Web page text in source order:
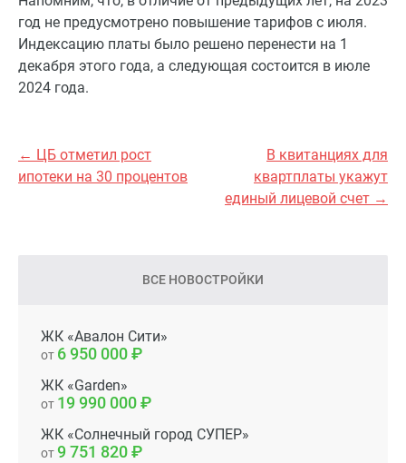
год не предусмотрено повышение тарифов с июля.
Индексацию платы было решено перенести на 1
декабря этого года, а следующая состоится в июле
2024 года.
← ЦБ отметил рост
ипотеки на 30 процентов
В квитанциях для
квартплаты укажут
единый лицевой счет →
ВСЕ НОВОСТРОЙКИ
ЖК «Авалон Сити»
от 6 950 000
ЖК «Garden»
от 19 990 000
ЖК «Солнечный город СУПЕР»
от9 751 820